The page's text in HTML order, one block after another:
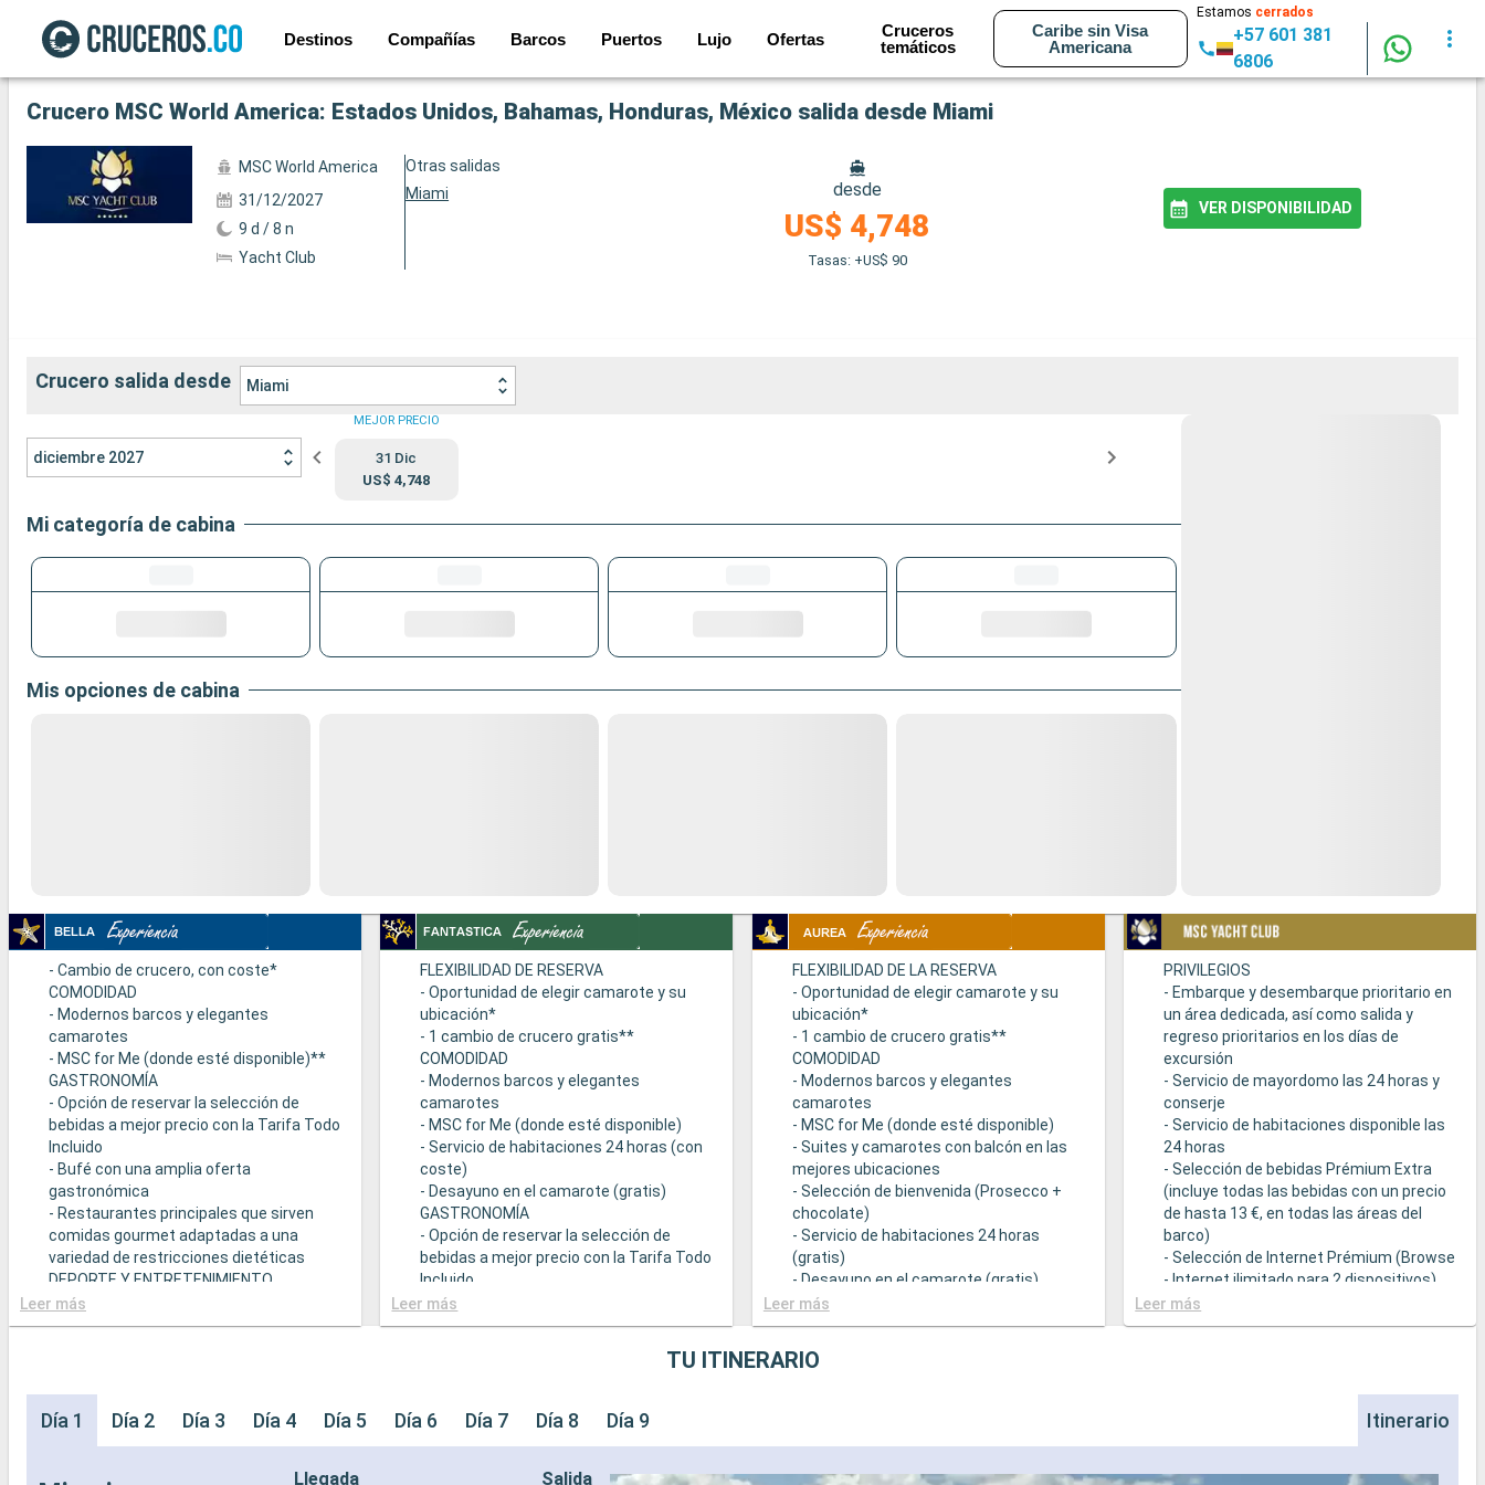
Destinos Compañías Barcos Puertos Lujo Ofertas
Cruceros
temáticos
Caribe sin Visa
Americana
Estamos cerrados
+57 601 381
6806
Ver las 5 fotos siguientes
Crucero MSC World America: Estados Unidos, Bahamas, Honduras, México salida desde Miami
MSC World America
31/12/2027
9 d / 8 n
Yacht Club
Otras salidas
Miami
desde
US$ 4,748
Tasas: +US$ 90
VER DISPONIBILIDAD
Crucero salida desde Miami
diciembre 2027
MEJOR PRECIO
31 Dic
US$ 4,748
Mi categoría de cabina
Mis opciones de cabina
- Cambio de crucero, con coste*
COMODIDAD
- Modernos barcos y elegantes
camarotes
- MSC for Me (donde esté disponible)**
GASTRONOMÍA
- Opción de reservar la selección de
bebidas a mejor precio con la Tarifa Todo
Incluido
- Bufé con una amplia oferta
gastronómica
- Restaurantes principales que sirven
comidas gourmet adaptadas a una
variedad de restricciones dietéticas
DEPORTE Y ENTRETENIMIENTO
- Programa variado de espectáculos en el
teatro al estilo de Broadway
panorámicas
- Actividades recreativas para niños
Leer más
FLEXIBILIDAD DE RESERVA
- Oportunidad de elegir camarote y su
ubicación*
- 1 cambio de crucero gratis**
COMODIDAD
- Modernos barcos y elegantes
camarotes
- MSC for Me (donde esté disponible)
- Servicio de habitaciones 24 horas (con
coste)
- Desayuno en el camarote (gratis)
GASTRONOMÍA
- Opción de reservar la selección de
bebidas a mejor precio con la Tarifa Todo
Incluido
- Bufé con una amplia oferta
gastronómica
- Posibilidad de elegir el turno de cena
prepago de restaurante de
Leer más
FLEXIBILIDAD DE LA RESERVA
- Oportunidad de elegir camarote y su
ubicación*
- 1 cambio de crucero gratis**
COMODIDAD
- Modernos barcos y elegantes
camarotes
- MSC for Me (donde esté disponible)
- Suites y camarotes con balcón en las
mejores ubicaciones
- Selección de bienvenida (Prosecco +
chocolate)
- Servicio de habitaciones 24 horas
(gratis)
- Desayuno en el camarote (gratis)
GASTRONOMÍA
- Opción de reservar la selección de
Incluido
variedad de restricciones dietéticas
Leer más
PRIVILEGIOS
- Embarque y desembarque prioritario en
un área dedicada, así como salida y
regreso prioritarios en los días de
excursión
- Servicio de mayordomo las 24 horas y
conserje
- Servicio de habitaciones disponible las
24 horas
- Selección de bebidas Prémium Extra
(incluye todas las bebidas con un precio
de hasta 13 €, en todas las áreas del
barco)
- Selección de Internet Prémium (Browse
- Internet ilimitado para 2 dispositivos)
- Acceso prioritario a la suite termal de
MSC Aurea Spa
- Otros detalles: servicio de empaquetar
petición
Leer más
TU ITINERARIO
Día 1 Día 2 Día 3 Día 4 Día 5 Día 6 Día 7 Día 8 Día 9 Itinerario
Llegada
Salida